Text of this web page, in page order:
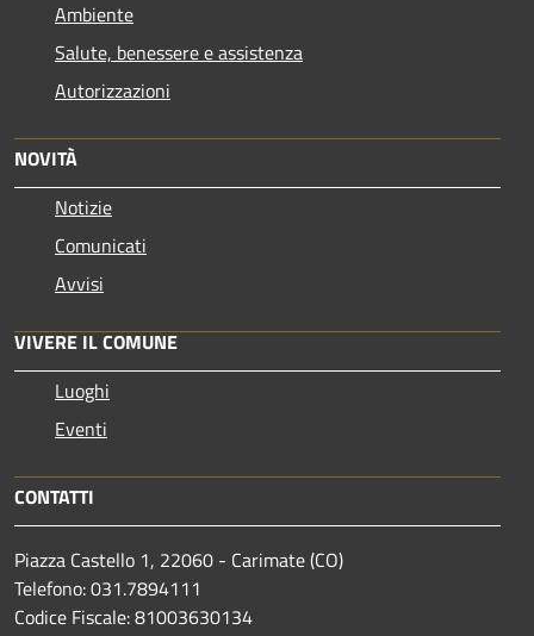
Ambiente
Salute, benessere e assistenza
Autorizzazioni
NOVITÀ
Notizie
Comunicati
Avvisi
VIVERE IL COMUNE
Luoghi
Eventi
CONTATTI
Piazza Castello 1, 22060 - Carimate (CO)
Telefono: 031.7894111
Codice Fiscale: 81003630134